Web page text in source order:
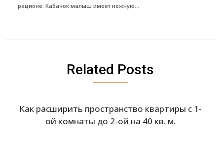
рационе. Кабачок малыш имеет нежную...
Related Posts
Как расширить пространство квартиры с 1-
ой комнаты до 2-ой на 40 кв. м.